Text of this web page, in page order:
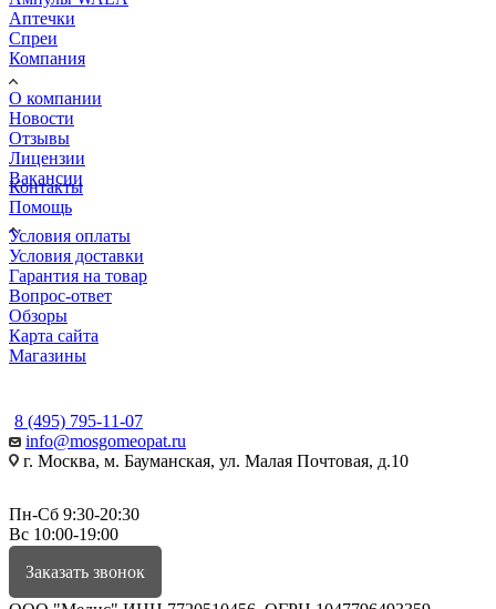
Аптечки
Спреи
Компания
О компании
Новости
Отзывы
Лицензии
Вакансии
Контакты
Помощь
Условия оплаты
Условия доставки
Гарантия на товар
Вопрос-ответ
Обзоры
Карта сайта
Магазины
8 (495) 795-11-07
info@mosgomeopat.ru
г. Москва, м. Бауманская, ул. Малая Почтовая, д.10
Пн-Сб 9:30-20:30
Вс 10:00-19:00
Заказать звонок